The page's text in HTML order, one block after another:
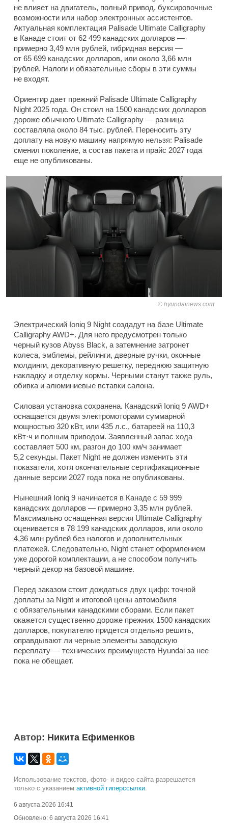
не влияет на двигатель, полный привод, буксировочные
возможности или набор электронных ассистентов.
Актуальная комплектация Palisade Ultimate Calligraphy
в Канаде стоит от 62 499 канадских долларов —
примерно 3,49 млн рублей, гибридная версия —
от 65 699 канадских долларов, или около 3,66 млн
рублей. Налоги и обязательные сборы в эти суммы
не входят.
Ориентир дает прежний Palisade Ultimate Calligraphy
Night 2025 года. Он стоил на 1500 канадских долларов
дороже обычного Ultimate Calligraphy — разница
составляла около 84 тыс. рублей. Переносить эту
доплату на новую машину напрямую нельзя: Palisade
сменил поколение, а состав пакета и прайс 2027 года
еще не опубликованы.
hyundainews.com
Электрический Ioniq 9 Night создадут на базе Ultimate
Calligraphy AWD+. Для него предусмотрен только
черный кузов Abyss Black, а затемнение затронет
колеса, эмблемы, рейлинги, дверные ручки, оконные
молдинги, декоративную решетку, переднюю защитную
накладку и отделку кормы. Черными станут также руль,
обивка и алюминиевые вставки салона.
Силовая установка сохранена. Канадский Ioniq 9 AWD+
оснащается двумя электромоторами суммарной
мощностью 320 кВт, или 435 л.с., батареей на 110,3
кВт·ч и полным приводом. Заявленный запас хода
составляет 500 км, разгон до 100 км/ч занимает
5,2 секунды. Пакет Night не должен изменить эти
показатели, хотя окончательные сертификационные
данные версии 2027 года пока не опубликованы.
Нынешний Ioniq 9 начинается в Канаде с 59 999
канадских долларов — примерно 3,35 млн рублей.
Максимально оснащенная версия Ultimate Calligraphy
оценивается в 78 199 канадских долларов, или около
4,36 млн рублей без налогов и дополнительных
платежей. Следовательно, Night станет оформлением
уже дорогой комплектации, а не способом получить
черный декор на базовой машине.
Перед заказом стоит дождаться двух цифр: точной
доплаты за Night и итоговой цены автомобиля
с обязательными канадскими сборами. Если пакет
окажется существенно дороже прежних 1500 канадских
долларов, покупателю придется отдельно решить,
оправдывают ли черные элементы заводскую
переплату — технических преимуществ Hyundai за нее
пока не обещает.
Автор: Никита Ефименков
Использование текстов, фото- и видео сайта разрешается
только с указанием активной гиперссылки.
6 августа 2026 16:41
Обновлено: 6 августа 2026 16:41